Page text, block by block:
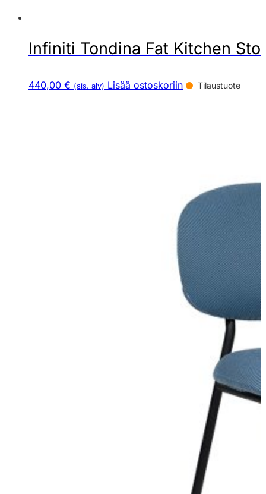
Infiniti Tondina Fat Kitchen
440,00 € (sis. alv) Lisää ostoskoriin Tilaustuote